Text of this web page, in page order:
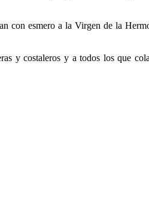
con esmero a la Virgen de la
y costaleros y a todos los que